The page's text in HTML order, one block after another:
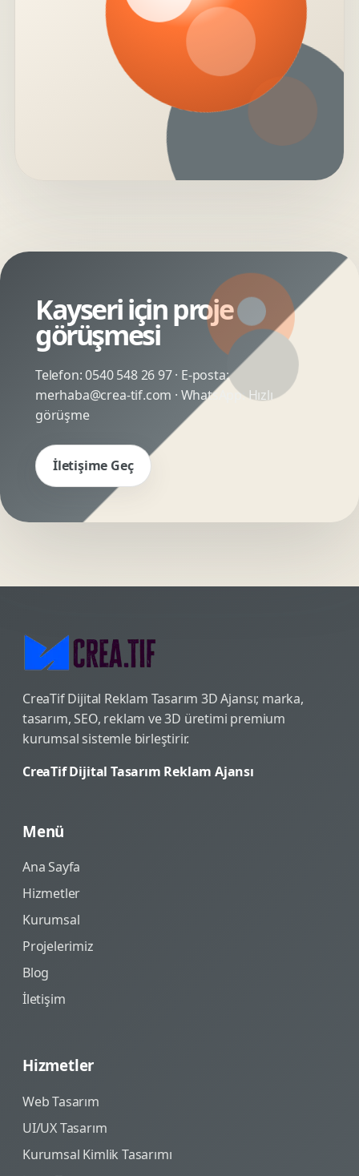
Kayseri için proje
görüşmesi
Telefon:0540 548 26 97· E-posta:
merhaba@crea-tif.com · WhatsApp:Hızlı
görüşme
İletişime Geç
CreaTif Dijital Reklam Tasarım 3D Ajansı; marka,
tasarım, SEO, reklam ve 3D üretimi premium
kurumsal sistemle birleştirir.
CreaTif Dijital Tasarım Reklam Ajansı
Menü
Ana Sayfa
Hizmetler
Kurumsal
Projelerimiz
Blog
İletişim
Hizmetler
Web Tasarım
UI/UX Tasarım
Kurumsal Kimlik Tasarımı